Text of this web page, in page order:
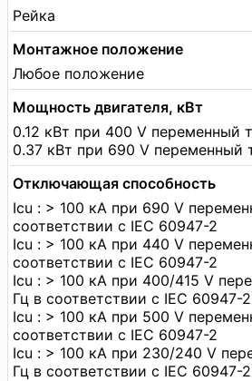
Рейка
Монтажное положение
Любое положение
Мощность двигателя, кВт
0.12 кВт при 400 V переменный
0.37 кВт при 690 V переменный
Отключающая способность
Icu : > 100 кА при 690 V
соответствии с IEC 60947-2
Icu : > 100 кА при 440 V
соответствии с IEC 60947-2
Icu : > 100 кА при 400/415 V
Гц в соответствии с IEC 60947-2
Icu : > 100 кА при 500 V
соответствии с IEC 60947-2
Icu : > 100 кА при 230/240 V
Гц в соответствии с IEC 60947-2